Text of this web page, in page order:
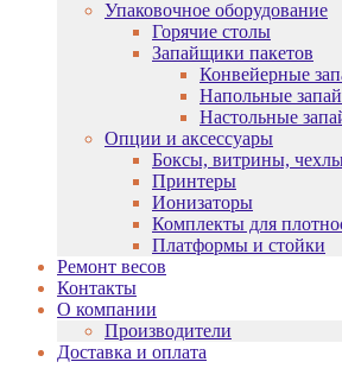
Упаковочное оборудование
Горячие столы
Запайщики пакетов
Конвейерные
Напольные
Настольные
Опции и аксессуары
Боксы, витрины,
Принтеры
Ионизаторы
Комплекты для
Платформы и стойки
Ремонт весов
Контакты
О компании
Производители
Доставка и оплата